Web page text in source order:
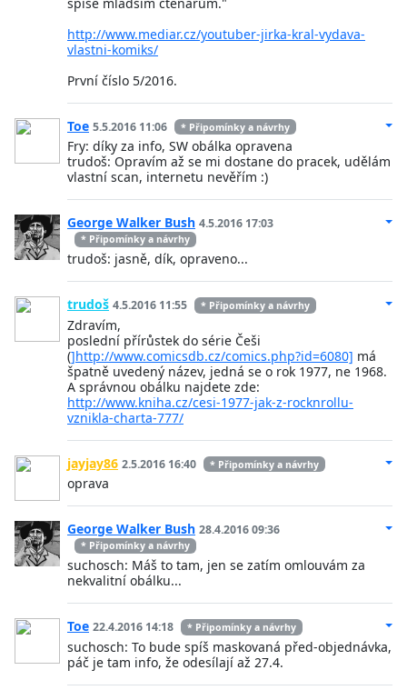
http://www.mediar.cz/youtuber-jirka-kral-vydava-
vlastni-komiks/
První číslo 5/2016.
Toe 5.5.2016 11:06 * Připomínky a návrhy
Fry: díky za info, SW obálka opravena
trudoš: Opravím až se mi dostane do pracek, udělám
vlastní scan, internetu nevěřím :)
George Walker Bush 4.5.2016 17:03
* Připomínky a návrhy
trudoš: jasně, dík, opraveno...
trudoš 4.5.2016 11:55 * Připomínky a návrhy
Zdravím,
poslední přírůstek do série Češi
(]http://www.comicsdb.cz/comics.php?id=6080] má
špatně uvedený název, jedná se o rok 1977, ne 1968.
A správnou obálku najdete zde:
http://www.kniha.cz/cesi-1977-jak-z-rocknrollu-
vznikla-charta-777/
jayjay86 2.5.2016 16:40 * Připomínky a návrhy
oprava
George Walker Bush 28.4.2016 09:36
* Připomínky a návrhy
suchosch: Máš to tam, jen se zatím omlouvám za
nekvalitní obálku...
Toe 22.4.2016 14:18 * Připomínky a návrhy
suchosch: To bude spíš maskovaná před-objednávka,
páč je tam info, že odesílají až 27.4.